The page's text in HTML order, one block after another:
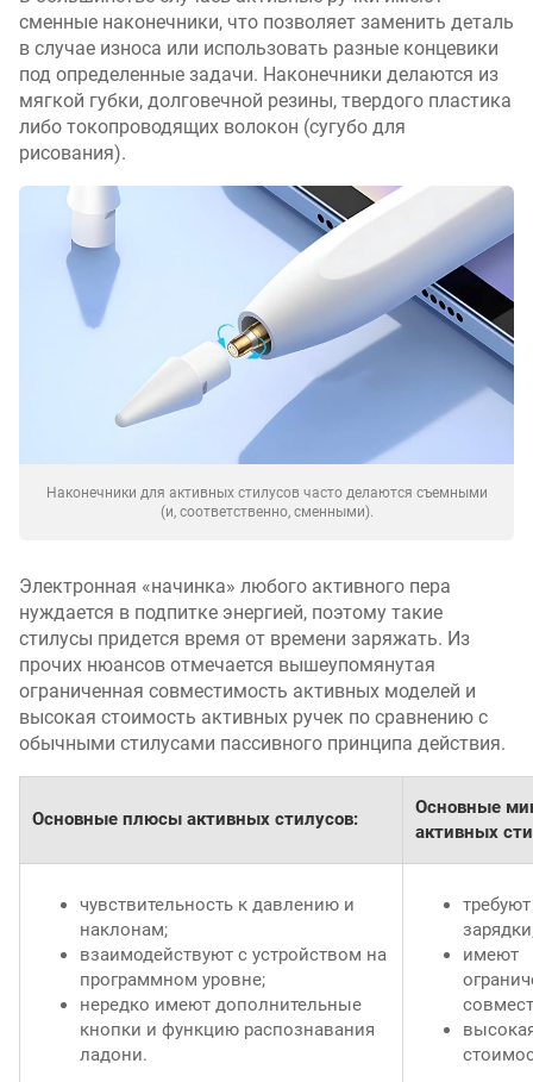
сменные наконечники, что позволяет заменить деталь
в случае износа или использовать разные концевики
под определенные задачи. Наконечники делаются из
мягкой губки, долговечной резины, твердого пластика
либо токопроводящих волокон (сугубо для
рисования).
Наконечники для активных стилусов часто делаются съемными
(и, соответственно, сменными).
Электронная «начинка» любого активного пера
нуждается в подпитке энергией, поэтому такие
стилусы придется время от времени заряжать. Из
прочих нюансов отмечается вышеупомянутая
ограниченная совместимость активных моделей и
высокая стоимость активных ручек по сравнению с
обычными стилусами пассивного принципа действия.
Основные плюсы активных стилусов:
Основные
активных
чувствительность к давлению и
наклонам;
взаимодействуют с устройством на
программном уровне;
нередко имеют дополнительные
кнопки и функцию распознавания
ладони.
требуют
имеют